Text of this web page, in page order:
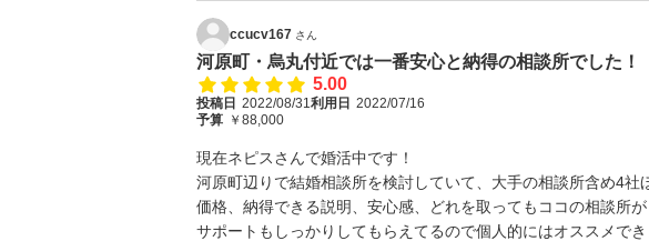
ccucv167 さん
河原町・烏丸付近では一番安心と納得の相談所でした！
5.00
投稿日 2022/08/31利用日 2022/07/16
予算 ￥88,000
現在ネピスさんで婚活中です！
河原町辺りで結婚相談所を検討していて、大手の相談所含め4社
価格、納得できる説明、安心感、どれを取ってもココの相談所が
サポートもしっかりしてもらえてるので個人的にはオススメでき